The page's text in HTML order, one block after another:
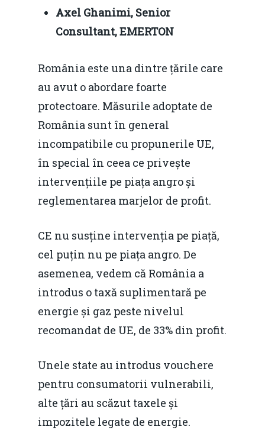
Axel Ghanimi, Senior
Consultant, EMERTON
România este una dintre țările care
au avut o abordare foarte
protectoare. Măsurile adoptate de
România sunt în general
incompatibile cu propunerile UE,
în special în ceea ce privește
intervențiile pe piața angro și
reglementarea marjelor de profit.
CE nu susține intervenția pe piață,
cel puțin nu pe piața angro. De
asemenea, vedem că România a
introdus o taxă suplimentară pe
energie și gaz peste nivelul
recomandat de UE, de 33% din profit.
Unele state au introdus vouchere
pentru consumatorii vulnerabili,
alte țări au scăzut taxele și
impozitele legate de energie.